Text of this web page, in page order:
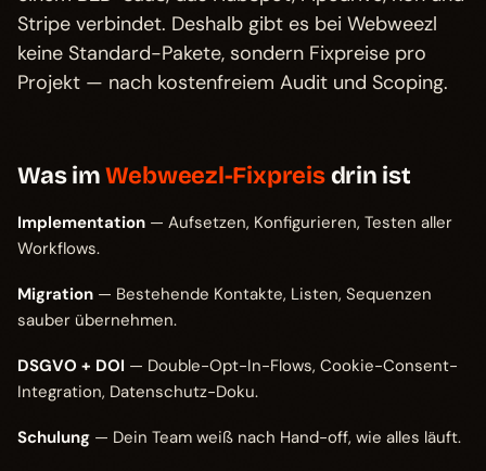
Stripe verbindet. Deshalb gibt es bei Webweezl
keine Standard-Pakete, sondern Fixpreise pro
Projekt — nach kostenfreiem Audit und Scoping.
Was imWebweezl-Fixpreisdrin ist
Implementation — Aufsetzen, Konfigurieren, Testen aller
Workflows.
Migration — Bestehende Kontakte, Listen, Sequenzen
sauber übernehmen.
DSGVO + DOI — Double-Opt-In-Flows, Cookie-Consent-
Integration, Datenschutz-Doku.
Schulung — Dein Team weiß nach Hand-off, wie alles läuft.